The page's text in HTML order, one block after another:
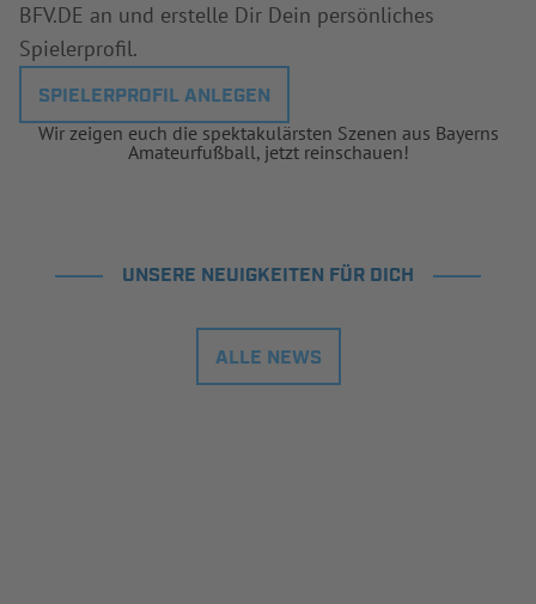
BFV.DE an und erstelle Dir Dein persönliches
Spielerprofil.
SPIELERPROFIL ANLEGEN
Wir zeigen euch die spektakulärsten Szenen aus Bayerns
Amateurfußball, jetzt reinschauen!
UNSERE NEUIGKEITEN FÜR DICH
ALLE NEWS